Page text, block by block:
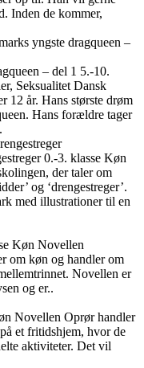
Inden de kommer,
yngste dragqueen –
– del 1 5.-10.
Seksualitet Dansk
12 år. Hans største drøm
Hans forældre tager
0.-3. klasse Køn
der taler om
og ‘drengestreger’.
med illustrationer til en
Køn Novellen
om køn og handler om
Novellen er
og er..
Novellen Oprør handler
et fritidshjem, hvor de
aktiviteter. Det vil